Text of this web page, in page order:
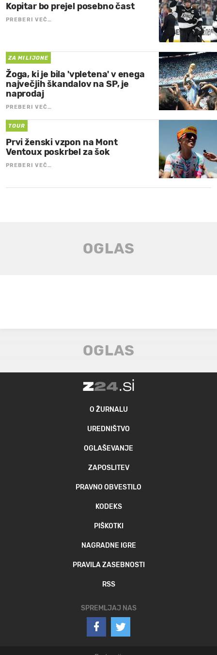
Kopitar bo prejel posebno čast
PREBERI VEČ…
ZA MILIJONE
Žoga, ki je bila 'vpletena' v enega
največjih škandalov na SP, je
naprodaj
PREBERI VEČ…
TOUR
Prvi ženski vzpon na Mont
Ventoux poskrbel za šok
PREBERI VEČ…
O ŽURNALU
UREDNIŠTVO
OGLAŠEVANJE
ZAPOSLITEV
PRAVNO OBVESTILO
KODEKS
PIŠKOTKI
NAGRADNE IGRE
PRAVILA ZASEBNOSTI
RSS
SPREMLJAJ NAS